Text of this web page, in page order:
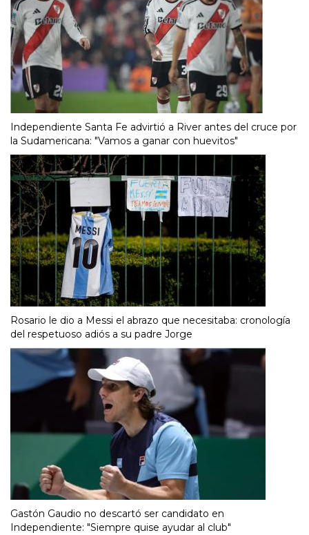
Independiente Santa Fe advirtió a River antes del cruce por
la Sudamericana: "Vamos a ganar con huevitos"
Rosario le dio a Messi el abrazo que necesitaba: cronología
del respetuoso adiós a su padre Jorge
Gastón Gaudio no descartó ser candidato en
Independiente: "Siempre quise ayudar al club"